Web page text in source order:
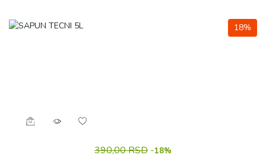
18%
390,00 RSD -18%